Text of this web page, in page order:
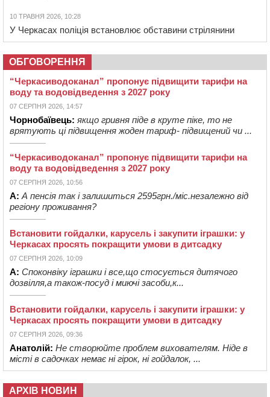
10 ТРАВНЯ 2026, 10:28
У Черкасах поліція встановлює обставини стрілянини
ОБГОВОРЕННЯ
“Черкасиводоканал” пропонує підвищити тарифи на
воду та водовідведення з 2027 року
07 СЕРПНЯ 2026, 14:57
Чорнобаївець: якщо гривня піде в круте піке, то не
врятують ці підвищення жоден тариф- підвищений чи ...
“Черкасиводоканал” пропонує підвищити тарифи на
воду та водовідведення з 2027 року
07 СЕРПНЯ 2026, 10:56
А: А пенсія так і залишиться 2595грн./міс.незалежно від
регіону проживання?
Встановити гойдалки, карусель і закупити іграшки: у
Черкасах просять покращити умови в дитсадку
07 СЕРПНЯ 2026, 10:09
А: Споконвіку іграшки і все,що стосується дитячого
дозвілля,а також-посуд і миючі засоби,к...
Встановити гойдалки, карусель і закупити іграшки: у
Черкасах просять покращити умови в дитсадку
07 СЕРПНЯ 2026, 09:36
Анатолій: Не створюйте проблем вихователям. Ніде в
місті в садочках немає ні гірок, ні гойдалок, ...
АРХІВ НОВИН